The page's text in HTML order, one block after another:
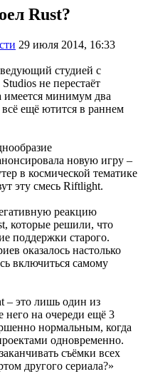
Rust?
29 июля 2014, 16:33
студией с
не перестаёт
имеется минимум два
ещё ютится в раннем
новую игру –
в космической тематике
эту смесь Riftlight.
реакцию
которые решили, что
поддержки старого.
оказалось настолько
включиться самому
– это лишь один из
него на очереди ещё 3
нормальным, когда
одновременно.
съёмки всех
другого сериала?»